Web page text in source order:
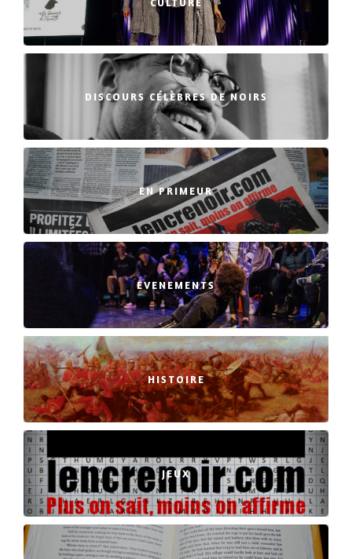
DISCOURS CÉLÈBRES DE NOIRS
EN PRIMEUR
EVENEMENTS
HISTOIRE
JEUX